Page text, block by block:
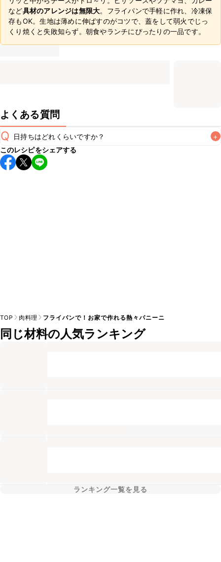
など具材のアレンジは無限大。フライパンで手軽に作れ、冷凍保
存もOK。生地は薄めに伸ばすのがコツで、蓋をして弱火でじっ
くり焼くと失敗知らず。朝食やランチにぴったりの一品です。
よくある質問
Q 日持ちはどれくらいですか？ +
保存期間は冷蔵で当日中が目安です。なるべくお早めにお召
し上がりください。
このレシピをシェアする
TOP 肉料理 フライパンで！お家で作れる熱々パニーニ
同じ材料の人気ランキング
ランキング一覧を見る